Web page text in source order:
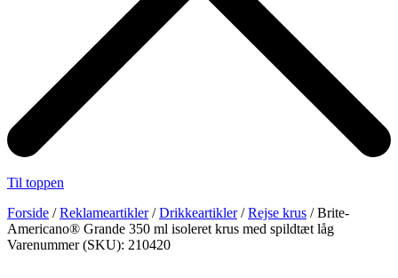
Til toppen
Forside /Reklameartikler/Drikkeartikler/Rejse krus / Brite-
Americano® Grande 350 ml isoleret krus med spildtæt låg
Varenummer (SKU): 210420